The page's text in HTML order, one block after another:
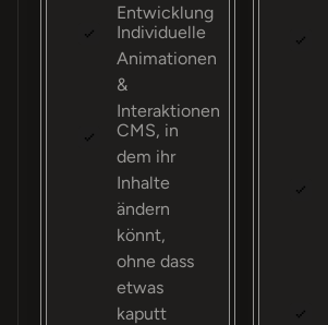
Entwicklung
Individuelle
Animationen
&
Interaktionen
CMS, in
dem ihr
Inhalte
ändern
könnt,
ohne dass
etwas
kaputt